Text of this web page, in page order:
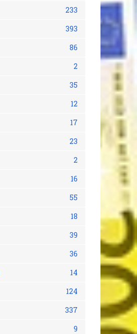
233
393
86
2
35
12
17
23
2
16
55
18
39
36
14
124
337
9